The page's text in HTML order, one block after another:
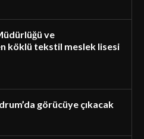
ve
köklü tekstil meslek lisesi
görücüye çıkacak